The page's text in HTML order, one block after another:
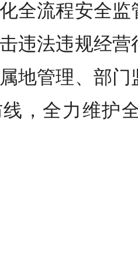
全流程安全
违法违规经
地管理、部
，全力维护